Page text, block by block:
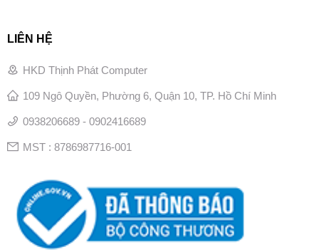
LIÊN HỆ
HKD Thịnh Phát Computer
109 Ngô Quyền, Phường 6, Quận 10, TP. Hồ Chí Minh
0938206689 - 0902416689
MST : 8786987716-001